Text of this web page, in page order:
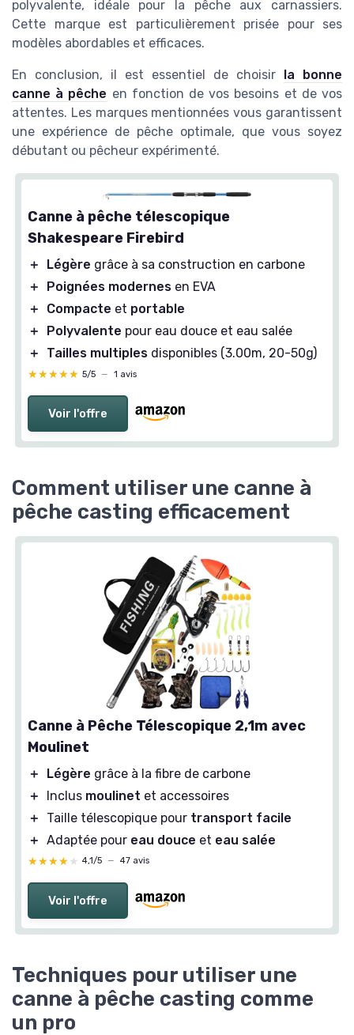
polyvalente, idéale pour la pêche aux carnassiers.
Cette marque est particulièrement prisée pour ses
modèles abordables et efficaces.
En conclusion, il est essentiel de choisir la bonne
canne à pêche en fonction de vos besoins et de vos
attentes. Les marques mentionnées vous garantissent
une expérience de pêche optimale, que vous soyez
débutant ou pêcheur expérimenté.
Canne à pêche télescopique
Shakespeare Firebird
＋ Légère grâce à sa construction en carbone
＋
Poignées modernes en EVA
＋
Compacte et portable
＋
Polyvalente pour eau douce et eau salée
＋
Tailles multiples disponibles (3.00m, 20-50g)
★★★★★
★★★★★ 5/5 — 1 avis
Voir l'offre
Comment utiliser une canne à
pêche casting efficacement
Canne à Pêche Télescopique 2,1m avec
Moulinet
＋ Légère grâce à la fibre de carbone
＋
Inclus moulinet et accessoires
＋
Taille télescopique pour transport facile
＋ Adaptée pour eau douce et eau salée
★★★★★
★★★★★ 4,1/5 — 47 avis
Voir l'offre
Techniques pour utiliser une
canne à pêche casting comme
un pro